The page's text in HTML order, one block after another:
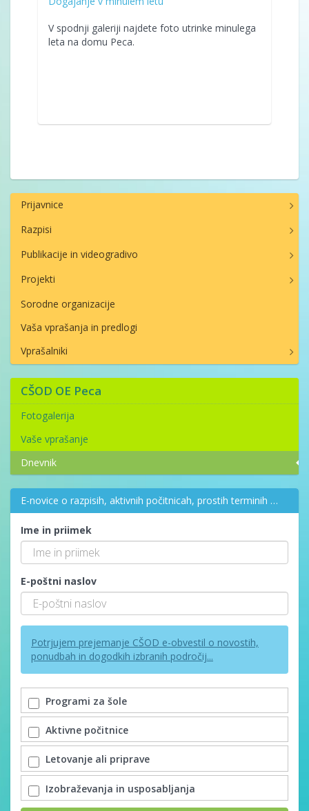
V spodnji galeriji najdete foto utrinke minulega
leta na domu Peca.
Prijavnice
Razpisi
Publikacije in videogradivo
Projekti
Sorodne organizacije
Vaša vprašanja in predlogi
Vprašalniki
CŠOD OE Peca
Fotogalerija
Vaše vprašanje
Dnevnik
E-novice o razpisih, aktivnih počitnicah, prostih terminih …
Ime in priimek
E-poštni naslov
Potrjujem prejemanje CŠOD e-obvestil o novostih,
ponudbah in dogodkih izbranih področij...
Programi za šole
Aktivne počitnice
Letovanje ali priprave
Izobraževanja in usposabljanja